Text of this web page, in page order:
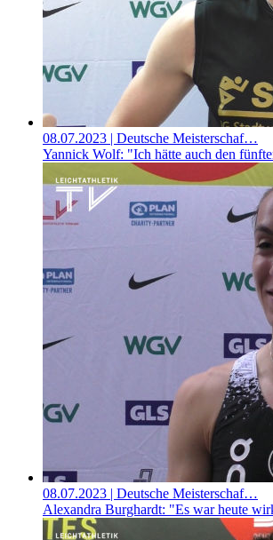
08.07.2023 | Deutsche Meisterschaf…
Yannick Wolf: "Ich hätte auch den
08.07.2023 | Deutsche Meisterschaf…
Alexandra Burghardt: "Es war heute